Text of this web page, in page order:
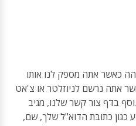
כאשר אתה מספק לנו אותו
אתה נרשם לניוזלטר או צ'אט
בדף צור קשר שלנו, מגיב
כגון כתובת הדוא"ל שלך, שם,